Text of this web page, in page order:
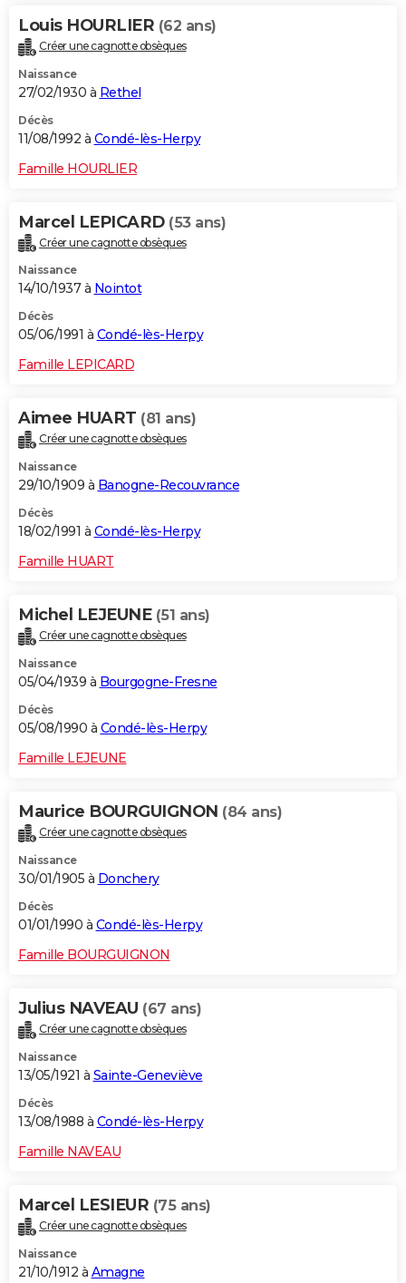
Louis HOURLIER (62 ans)
Créer une cagnotte obsèques
Naissance
27/02/1930 à Rethel
Décès
11/08/1992 à Condé-lès-Herpy
Famille HOURLIER
Marcel LEPICARD (53 ans)
Créer une cagnotte obsèques
Naissance
14/10/1937 à Nointot
Décès
05/06/1991 à Condé-lès-Herpy
Famille LEPICARD
Aimee HUART (81 ans)
Créer une cagnotte obsèques
Naissance
29/10/1909 à Banogne-Recouvrance
Décès
18/02/1991 à Condé-lès-Herpy
Famille HUART
Michel LEJEUNE (51 ans)
Créer une cagnotte obsèques
Naissance
05/04/1939 à Bourgogne-Fresne
Décès
05/08/1990 à Condé-lès-Herpy
Famille LEJEUNE
Maurice BOURGUIGNON (84 ans)
Créer une cagnotte obsèques
Naissance
30/01/1905 à Donchery
Décès
01/01/1990 à Condé-lès-Herpy
Famille BOURGUIGNON
Julius NAVEAU (67 ans)
Créer une cagnotte obsèques
Naissance
13/05/1921 à Sainte-Geneviève
Décès
13/08/1988 à Condé-lès-Herpy
Famille NAVEAU
Marcel LESIEUR (75 ans)
Créer une cagnotte obsèques
Naissance
21/10/1912 à Amagne